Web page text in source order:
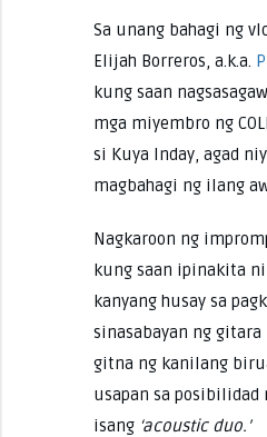
Sa unang bahagi ng
Elijah Borreros, a.k.a.
kung saan
mga miyembro ng
si Kuya Inday, agad
magbahagi ng ilang
Nagkaroon ng
kung saan ipinakita ni
kanyang husay sa
sinasabayan ng gitara
gitna ng kanilang
usapan sa posibilidad
isang ‘acoustic duo.’